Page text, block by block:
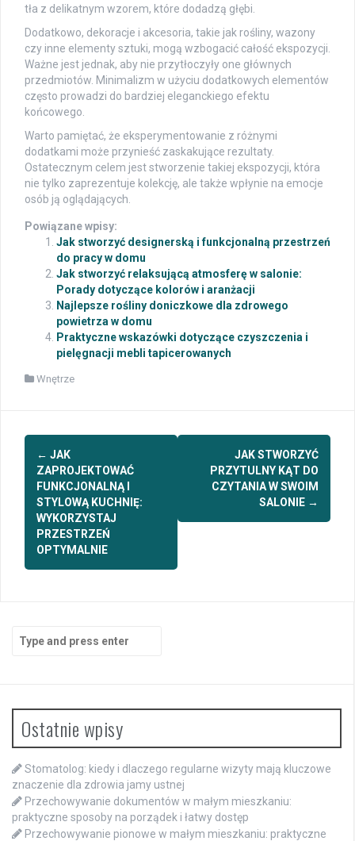
tła z delikatnym wzorem, które dodadzą głębi.
Dodatkowo, dekoracje i akcesoria, takie jak rośliny, wazony
czy inne elementy sztuki, mogą wzbogacić całość ekspozycji.
Ważne jest jednak, aby nie przytłoczyły one głównych
przedmiotów. Minimalizm w użyciu dodatkowych elementów
często prowadzi do bardziej eleganckiego efektu
końcowego.
Warto pamiętać, że eksperymentowanie z różnymi
dodatkami może przynieść zaskakujące rezultaty.
Ostatecznym celem jest stworzenie takiej ekspozycji, która
nie tylko zaprezentuje kolekcję, ale także wpłynie na emocje
osób ją oglądających.
Powiązane wpisy:
Jak stworzyć designerską i funkcjonalną przestrzeń
do pracy w domu
Jak stworzyć relaksującą atmosferę w salonie:
Porady dotyczące kolorów i aranżacji
Najlepsze rośliny doniczkowe dla zdrowego
powietrza w domu
Praktyczne wskazówki dotyczące czyszczenia i
pielęgnacji mebli tapicerowanych
Wnętrze
Post
navigation
← JAK
ZAPROJEKTOWAĆ
FUNKCJONALNĄ I
STYLOWĄ KUCHNIĘ:
WYKORZYSTAJ
PRZESTRZEŃ
OPTYMALNIE
JAK STWORZYĆ
PRZYTULNY KĄT DO
CZYTANIA W SWOIM
SALONIE →
for:
Ostatnie wpisy
Stomatolog: kiedy i dlaczego regularne wizyty mają kluczowe
znaczenie dla zdrowia jamy ustnej
Przechowywanie dokumentów w małym mieszkaniu:
praktyczne sposoby na porządek i łatwy dostęp
Przechowywanie pionowe w małym mieszkaniu: praktyczne